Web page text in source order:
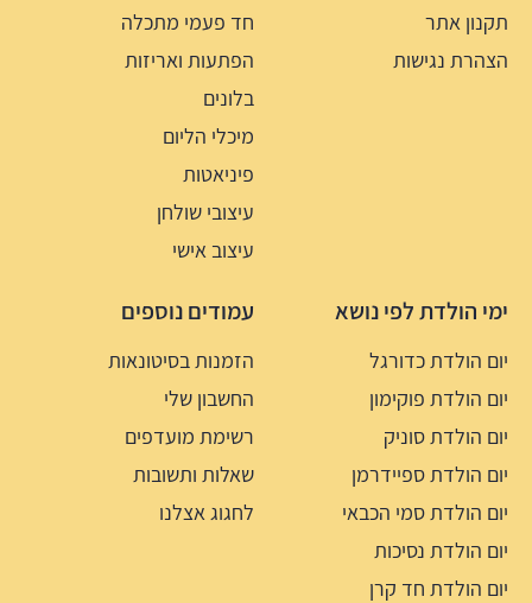
תקנון אתר
הצהרת נגישות
חד פעמי מתכלה
הפתעות ואריזות
בלונים
מיכלי הליום
פיניאטות
עיצובי שולחן
עיצוב אישי
ימי הולדת לפי נושא
יום הולדת כדורגל
יום הולדת פוקימון
יום הולדת סוניק
יום הולדת ספיידרמן
יום הולדת סמי הכבאי
יום הולדת נסיכות
יום הולדת חד קרן
עמודים נוספים
הזמנות בסיטונאות
החשבון שלי
רשימת מועדפים
שאלות ותשובות
לחגוג אצלנו